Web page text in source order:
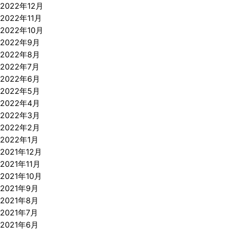
2022年12月
2022年11月
2022年10月
2022年9月
2022年8月
2022年7月
2022年6月
2022年5月
2022年4月
2022年3月
2022年2月
2022年1月
2021年12月
2021年11月
2021年10月
2021年9月
2021年8月
2021年7月
2021年6月